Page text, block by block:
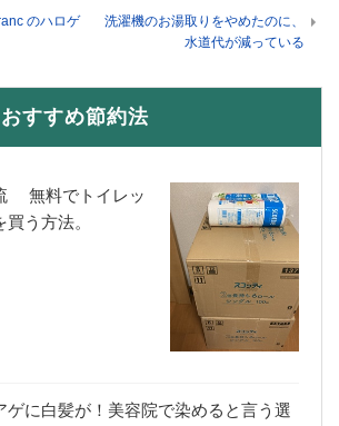
のハロゲ
洗濯機のお湯取りをやめたのに、
水道代が減っている
すすめ節約法
無料でトイレッ
買う方法。
ゲに白髪が！美容院で染めると言う選